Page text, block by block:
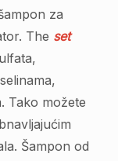
za
The set
Tako možete
Šampon od